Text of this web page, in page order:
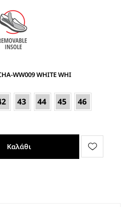
WW009 WHITE WHI
43 44 45 46
Καλάθι